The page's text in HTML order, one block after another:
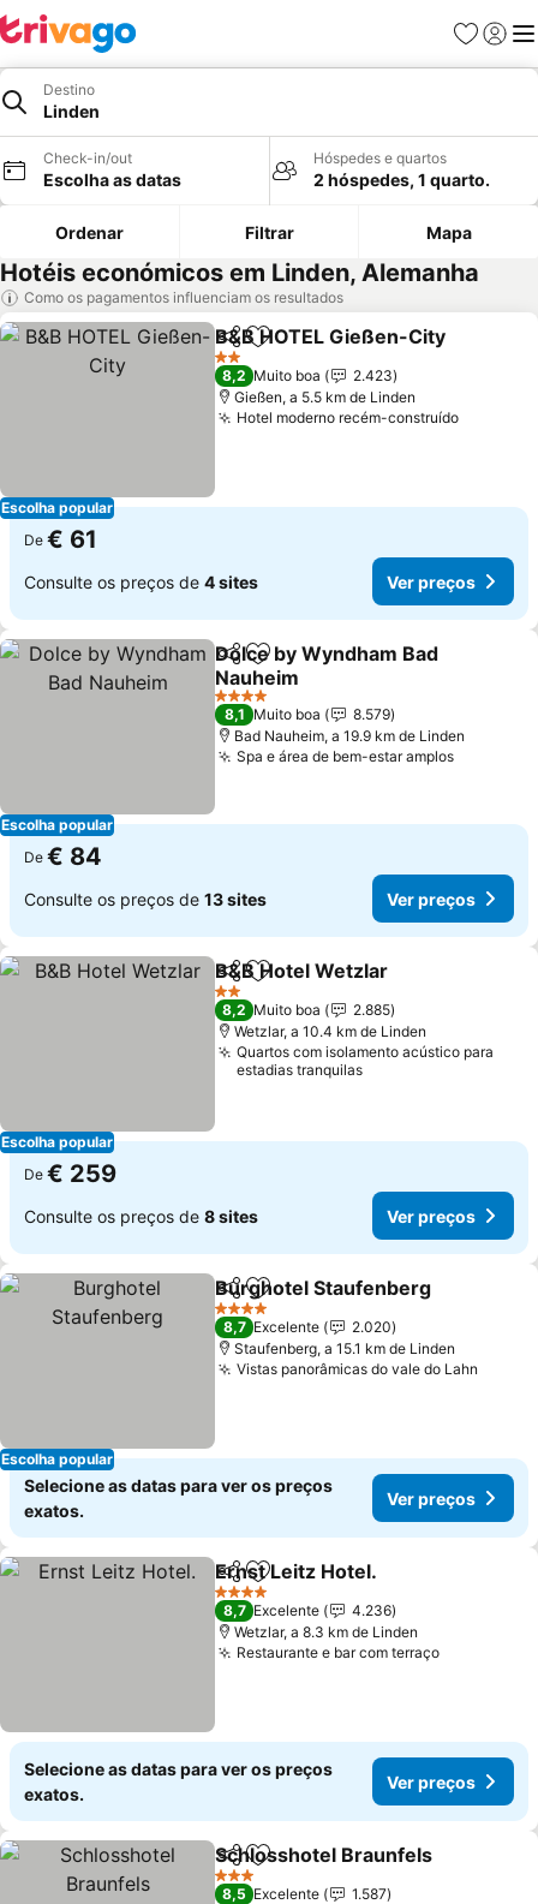
Favoritos
Iniciar
Destino
Linden
Check-in/out
Escolha as datas
Hóspedes e quartos
2 hóspedes, 1 quarto.
Ordenar Filtrar Mapa
Hotéis económicos em Linden, Alemanha
Como os pagamentos influenciam os resultados
Escolha popular
PartilharAdicionar aos favoritos
B&B HOTEL Gießen-City
2 Estrelas
8,2 Muito boa
2.423
Gießen, a 5.5 km de Linden
Hotel moderno recém-construídoVer
De € 61
Consulte os preços de 4 sites Ver preços
Escolha popular
PartilharAdicionar aos favoritos
Dolce by Wyndham Bad
Nauheim
Ver preços
4 Estrelas
8,1 Muito boa
8.579
Bad Nauheim, a 19.9 km de Linden
Spa e área de bem-estar amplosVer
De € 84
Consulte os preços de 13 sites Ver preços
Escolha popular
PartilharAdicionar aos favoritos
B&B Hotel Wetzlar
2 Estrelas
8,2 Muito boa
2.885
Wetzlar, a 10.4 km de Linden
Quartos com isolamento acústico para
estadias tranquilas
De € 259
Consulte os preços de 8 sites Ver preços
Escolha popular
PartilharAdicionar aos favoritos
Burghotel Staufenberg
4 Estrelas
8,7 Excelente
2.020
Staufenberg, a 15.1 km de Linden
Vistas panorâmicas do vale do Lahn
Selecione as datas para ver os preços
exatos.
Ver preços
PartilharAdicionar aos favoritos
Ernst Leitz Hotel.
4 Estrelas
8,7 Excelente
4.236
Wetzlar, a 8.3 km de Linden
Restaurante e bar com terraçoVer preços
Selecione as datas para ver os preços
exatos.
Ver preços
PartilharAdicionar aos favoritos
Schlosshotel Braunfels
3 Estrelas
8,5 Excelente
1.587